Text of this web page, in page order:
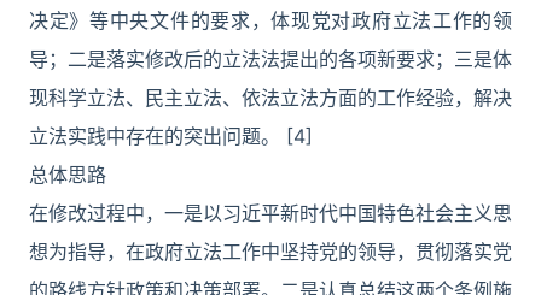
决定》等中央文件的要求，体现党对政府立法工作的领
导；二是落实修改后的立法法提出的各项新要求；三是体
现科学立法、民主立法、依法立法方面的工作经验，解决
立法实践中存在的突出问题。 [4]
总体思路
在修改过程中，一是以习近平新时代中国特色社会主义思
想为指导，在政府立法工作中坚持党的领导，贯彻落实党
的路线方针政策和决策部署。二是认真总结这两个条例施